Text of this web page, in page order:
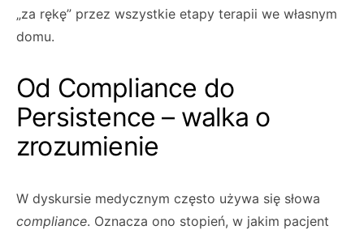
„za rękę” przez wszystkie etapy terapii we własnym
domu.
Od Compliance do
Persistence – walka o
zrozumienie
W dyskursie medycznym często używa się słowa
compliance. Oznacza ono stopień, w jakim pacjent